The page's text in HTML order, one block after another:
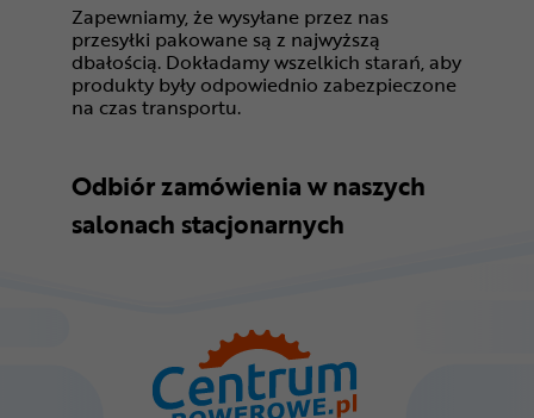
Zapewniamy, że wysyłane przez nas
przesyłki pakowane są z najwyższą
dbałością. Dokładamy wszelkich starań, aby
produkty były odpowiednio zabezpieczone
na czas transportu.
Odbiór zamówienia w naszych
salonach stacjonarnych